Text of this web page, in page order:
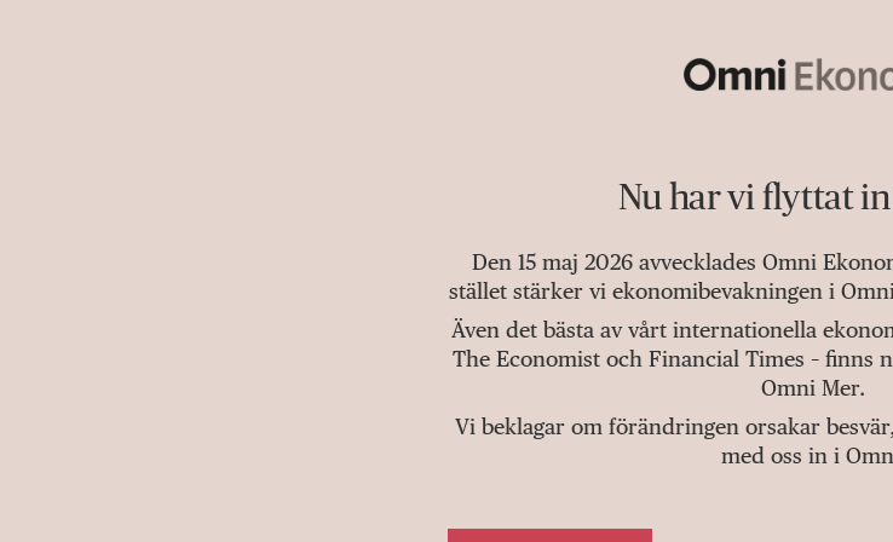
Nu har vi flyttat
Den 15 maj 2026 avvecklades Omni
stället stärker vi ekonomibevakningen i
Även det bästa av vårt internationella
The Economist och Financial Times – finns
Omni Mer.
Vi beklagar om förändringen orsakar
med oss in i